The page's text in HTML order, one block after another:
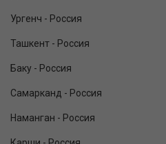
Ургенч - Россия
Ташкент - Россия
Баку - Россия
Самарканд - Россия
Наманган - Россия